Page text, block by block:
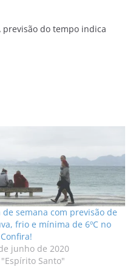
previsão do tempo indica
de semana com previsão de
frio e mínima de 6ºC no
Confira!
junho de 2020
"Espírito Santo"